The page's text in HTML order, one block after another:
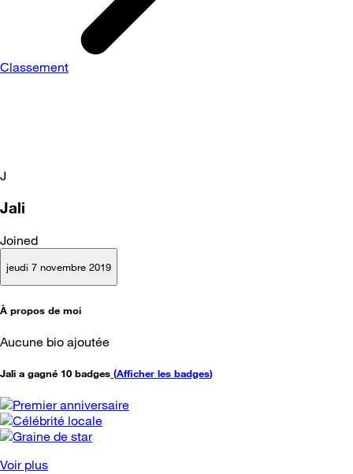
Classement
J
Jali
Joined
jeudi 7 novembre 2019
À propos de moi
Aucune bio ajoutée
Jali a gagné 10 badges (Afficher les badges)
Voir plus